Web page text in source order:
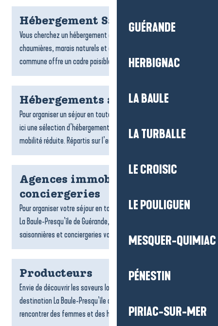
GUÉRANDE
HERBIGNAC
LA BAULE
LA TURBALLE
LE CROISIC
LE POULIGUEN
MESQUER-QUIMIAC
PÉNESTIN
PIRIAC-SUR-MER
Hébergement Saint-Lyphard
Vous cherchez un hébergement à Saint-Lyphard ? Entre
chaumières, marais naturels et ambiance briéronne, la
commune offre un cadre paisible pour un séjour ressourçant....
Hébergements accessibles
Pour organiser un séjour en toute tranquillité, on vous propose
ici une sélection d’hébergements accessibles aux personnes à
mobilité réduite. Répartis sur l’ensemble du...
Agences immobilières et
conciergeries
Pour organiser votre séjour en toute sérénité sur la destination
La Baule-Presqu’île de Guérande, les agences de locations
saisonnières et conciergeries vous accompagnent dans...
Producteurs
Envie de découvrir les saveurs locales ? Les producteurs de la
destination La Baule-Presqu’île de Guérande vous invitent à
rencontrer des femmes et des hommes passionnés,...